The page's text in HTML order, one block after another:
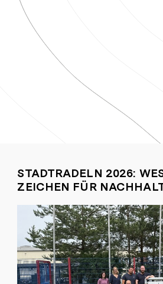
STADTRADELN 2026:
ZEICHEN FÜR